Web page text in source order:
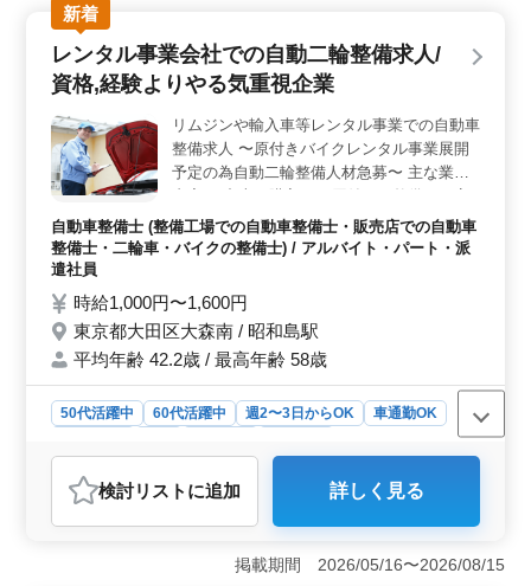
して、オートバイの修理やメンテナンスに携われる環
境。趣味を仕事に活かすことができる職場です。 ＜
労働環境のサポート＞ 長期的に働ける環境で、作業用
の装備は会社が用意するなど、働く環境づくりにも注力
しています。
新着
レンタル事業会社での自動二輪整備求人/
資格,経験よりやる気重視企業
リムジンや輸入車等レンタル事業での自動車
整備求人 〜原付きバイクレンタル事業展開
予定の為自動二輪整備人材急募〜 主な業務
様にレンタルする業務 ・お客様対応は事務
員が対応するので整備に専念可能な環境にな
備士の従業員はおりません ＊自動二輪整備
に興味ある方急募 備考 ・通勤手段：車,バイ
ク,自転車可能 ・交通費：全額支給 ・必要資
格：普通自動車免許 ・昇給制度あり ・雇用
形態：アルバイト,パート ◯バイク整備未経
験者でも整備経験あれば活躍できる企業です
◯現職勤めながら転職活動している方お気軽
にご応募ください
自動車整備士 (整備工場での自動車整備士・販売店での自動車
整備士・二輪車・バイクの整備士) / アルバイト・パート・派
遣社員
時給1,000円〜1,600円
東京都大田区大森南 / 昭和島駅
平均年齢 42.2歳 / 最高年齢 58歳
50代活躍中 60代活躍中 週2〜3日からOK
車通勤OK
自動車整備士
おすすめポイント
＜やる気重視の自動二輪整備求人＞ この求人は自動車
整備の経験よりも、やる気や興味を重視するレンタル事
業会社での自動二輪整備の求人です。主な業務は中古で
検討リスト に追加 詳しく見る
掲載期間 2026/05/16〜2026/08/15